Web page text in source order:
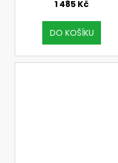
1 485 Kč
DO KOŠÍKU